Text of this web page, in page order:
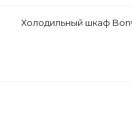
Холодильный шкаф